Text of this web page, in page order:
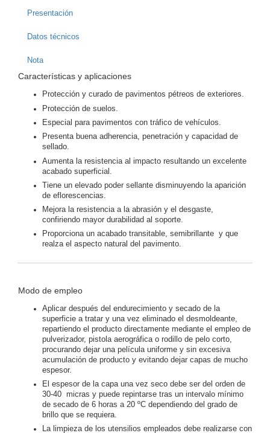
Presentación
Datos técnicos
Nota
Características y aplicaciones
Protección y curado de pavimentos pétreos de exteriores.
Protección de suelos.
Especial para pavimentos con tráfico de vehículos.
Presenta buena adherencia, penetración y capacidad de
sellado.
Aumenta la resistencia al impacto resultando un excelente
acabado superficial.
Tiene un elevado poder sellante disminuyendo la aparición
de eflorescencias.
Mejora la resistencia a la abrasión y el desgaste,
confiriendo mayor durabilidad al soporte.
Proporciona un acabado transitable, semibrillante y que
realza el aspecto natural del pavimento.
Modo de empleo
Aplicar después del endurecimiento y secado de la
superficie a tratar y una vez eliminado el desmoldeante,
repartiendo el producto directamente mediante el empleo de
pulverizador, pistola aerográfica o rodillo de pelo corto,
procurando dejar una película uniforme y sin excesiva
acumulación de producto y evitando dejar capas de mucho
espesor.
El espesor de la capa una vez seco debe ser del orden de
30-40 micras y puede repintarse tras un intervalo mínimo
de secado de 6 horas a 20 ºC dependiendo del grado de
brillo que se requiera.
La limpieza de los utensilios empleados debe realizarse con